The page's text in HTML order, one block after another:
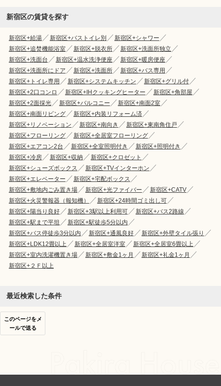
新宿区の賃貸を探す
新宿区+給湯 新宿区+バストイレ別
新宿区+シャワー
新宿区+追焚機能浴室
新宿区+脱衣所
新宿区+洗面所独立
新宿区+洗面台
新宿区+温水洗浄便座
新宿区+暖房便座
新宿区+洗面所にドア
新宿区+洗面所
新宿区+バス専用
新宿区+トイレ専用
新宿区+システムキッチン
新宿区+グリル付
新宿区+2口コンロ
新宿区+IHクッキングヒーター
新宿区+角部屋
新宿区+2面採光
新宿区+バルコニー
新宿区+南面2室
新宿区+南面リビング
新宿区+内装リフォーム済
新宿区+リノベーション
新宿区+南向き
新宿区+東南角住戸
新宿区+フローリング
新宿区+全居室フローリング
新宿区+エアコン2台
新宿区+全室照明付き
新宿区+照明付き
新宿区+冷房
新宿区+収納
新宿区+クロゼット
新宿区+シューズボックス
新宿区+TVインターホン
新宿区+エレベーター
新宿区+宅配ボックス
新宿区+敷地内ごみ置き場
新宿区+光ファイバー
新宿区+CATV
新宿区+火災警報器（報知機）
新宿区+24時間ゴミ出し可
新宿区+陽当り良好
新宿区+3駅以上利用可
新宿区+バス2路線
新宿区+駅まで平坦
新宿区+駅徒歩5分以内
新宿区+バス停徒歩3分以内
新宿区+通風良好
新宿区+外壁タイル張り
新宿区+LDK12畳以上
新宿区+全居室洋室
新宿区+全居室6畳以上
新宿区+室内洗濯機置き場
新宿区+敷金1ヶ月
新宿区+礼金1ヶ月
新宿区+２Ｆ以上
最近検索した条件
このページをメ
ールで送る